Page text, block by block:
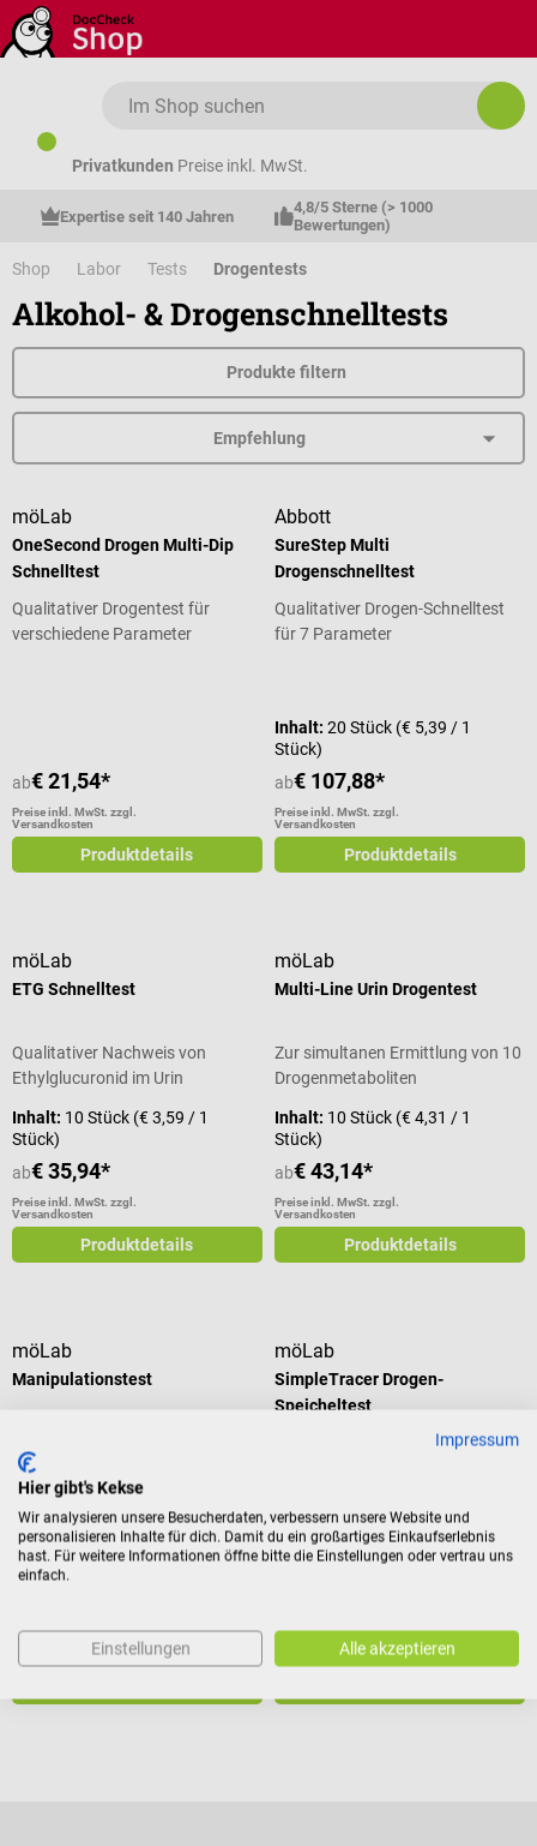
Zum Hauptinhalt springen
Privatkunden Preise inkl. MwSt.
Expertise seit 140 Jahren
4,8/5 Sterne (> 1000
Bewertungen)
Shop Labor Tests Drogentests
Alkohol- & Drogenschnelltests
Produkte filtern
möLab
OneSecond Drogen Multi-Dip
Schnelltest
Qualitativer Drogentest für
verschiedene Parameter
ab€ 21,54*
Preise inkl. MwSt. zzgl.
Versandkosten
Produktdetails
Abbott
SureStep Multi
Drogenschnelltest
Qualitativer Drogen-Schnelltest
für 7 Parameter
Inhalt:20 Stück (€ 5,39 / 1
Stück)
ab€ 107,88*
Preise inkl. MwSt. zzgl.
Versandkosten
Produktdetails
möLab
ETG Schnelltest
Qualitativer Nachweis von
Ethylglucuronid im Urin
Inhalt: 10 Stück (€ 3,59 / 1
Stück)
ab€ 35,94*
Preise inkl. MwSt. zzgl.
Versandkosten
Produktdetails
möLab
Multi-Line Urin Drogentest
Zur simultanen Ermittlung von 10
Drogenmetaboliten
Inhalt: 10 Stück (€ 4,31 / 1
Stück)
ab€ 43,14*
Preise inkl. MwSt. zzgl.
Versandkosten
Produktdetails
möLab
Manipulationstest
Parameter
Inhalt:25 Stück(€ 1,44 / 1
Stück)
Preise inkl. MwSt. zzgl.
Versandkosten
möLab
SimpleTracer Drogen-
Speicheltest
Zur Bestimmung von 7
Durchschnittliche Bewertung von
Inhalt:10 Stück(€ 12,71 /
Preise inkl. MwSt. zzgl.
Versandkosten
Impressum
Hier gibt's Kekse
Wir analysieren unsere Besucherdaten, verbessern unsere Website und
personalisieren Inhalte für dich. Damit du ein großartiges Einkaufserlebnis
hast. Für weitere Informationen öffne bitte die Einstellungen oder vertrau uns
einfach.
Einstellungen Alle akzeptieren